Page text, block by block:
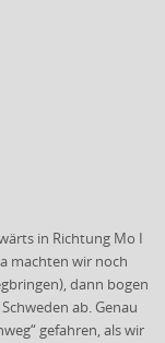
in Richtung Mo I
machten wir noch
dann bogen
ab. Genau
gefahren, als wir